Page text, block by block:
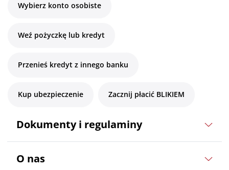
Wybierz konto osobiste
Weź pożyczkę lub kredyt
Przenieś kredyt z innego banku
Kup ubezpieczenie Zacznij płacić BLIKIEM
Dokumenty i regulaminy
O nas